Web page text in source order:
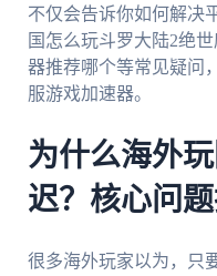
不仅会告诉你如何解决
国怎么玩斗罗大陆2绝
器推荐哪个等常见疑问
服游戏加速器。
为什么海外
迟？核心问
很多海外玩家以为，只